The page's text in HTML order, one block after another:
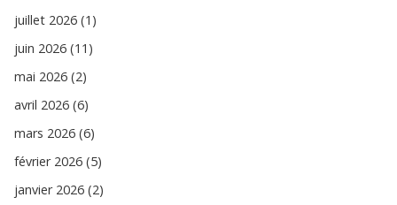
juillet 2026 (1)
juin 2026 (11)
mai 2026 (2)
avril 2026 (6)
mars 2026 (6)
février 2026 (5)
janvier 2026 (2)